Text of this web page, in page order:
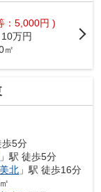
：5,000円 )
10万円
㎡
歩5分
」駅 徒歩5分
北 」駅 徒歩16分